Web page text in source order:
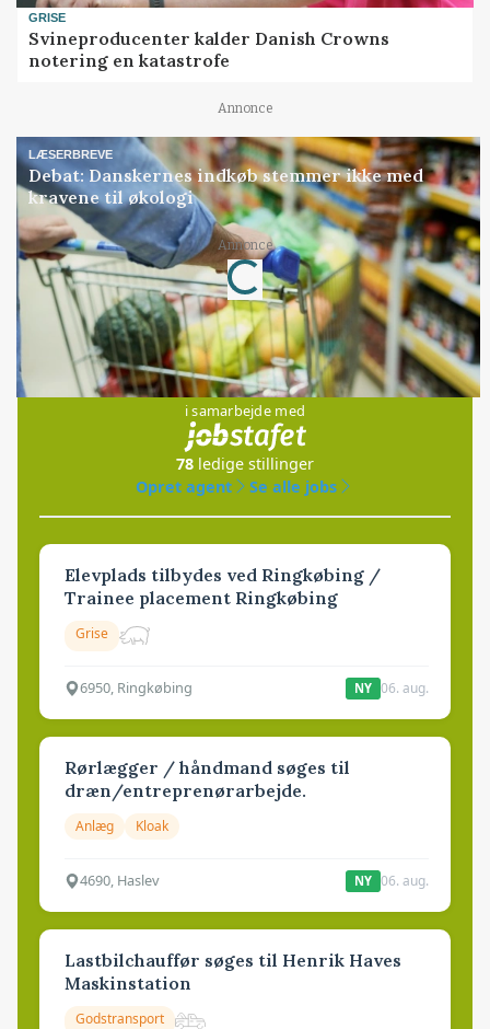
GRISE
Svineproducenter kalder Danish Crowns
notering en katastrofe
Annonce
LÆSERBREVE
Debat: Danskernes indkøb stemmer ikke med
kravene til økologi
Annonce
Loading...
Jobs
i samarbejde med
78 ledige stillinger
Opret agent
Se alle jobs
Elevplads tilbydes ved Ringkøbing /
Trainee placement Ringkøbing
Grise
6950, Ringkøbing NY 06. aug.
Rørlægger / håndmand søges til
dræn/entreprenørarbejde.
Anlæg Kloak
4690, Haslev NY 06. aug.
Lastbilchauffør søges til Henrik Haves
Maskinstation
Godstransport